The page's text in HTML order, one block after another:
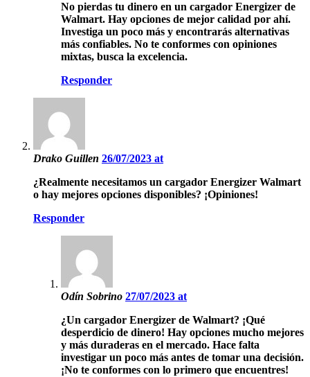
No pierdas tu dinero en un cargador Energizer de
Walmart. Hay opciones de mejor calidad por ahí.
Investiga un poco más y encontrarás alternativas
más confiables. No te conformes con opiniones
mixtas, busca la excelencia.
Responder
Drako Guillen 26/07/2023 at
¿Realmente necesitamos un cargador Energizer Walmart
o hay mejores opciones disponibles? ¡Opiniones!
Responder
Odín Sobrino 27/07/2023 at
¿Un cargador Energizer de Walmart? ¡Qué
desperdicio de dinero! Hay opciones mucho mejores
y más duraderas en el mercado. Hace falta
investigar un poco más antes de tomar una decisión.
¡No te conformes con lo primero que encuentres!